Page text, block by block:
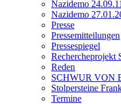
Nazidemo 24.09.11
Nazidemo
Presse
Pressemitteilungen
Pressespiegel
Rechercheprojekt
Reden
SCHWUR VON
Stolpersteine
Termine